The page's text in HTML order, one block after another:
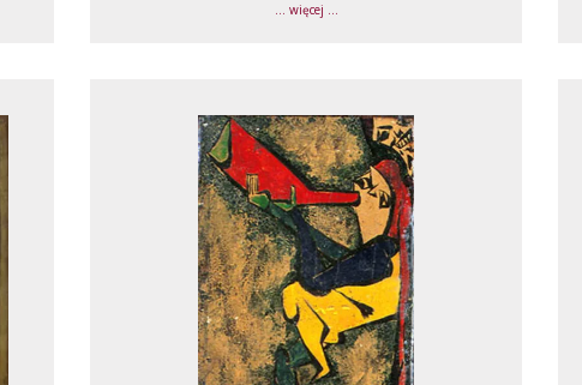
... więcej ...